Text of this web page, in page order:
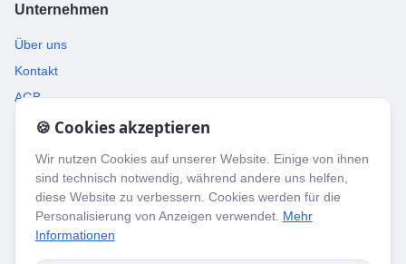
Unternehmen
Über uns
Kontakt
AGB
Rechtliches
Impressum
🍪 Cookies akzeptieren
Wir nutzen Cookies auf unserer Website. Einige von ihnen
sind technisch notwendig, während andere uns helfen,
diese Website zu verbessern. Cookies werden für die
Personalisierung von Anzeigen verwendet. Mehr
Informationen